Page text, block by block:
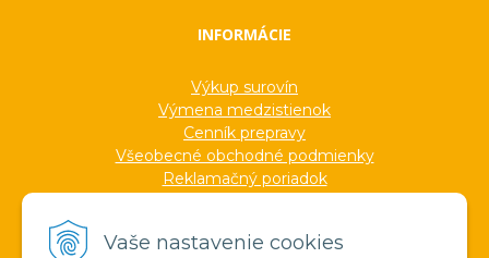
Vaše nastavenie cookies
INFORMÁCIE
Výkup surovín
Výmena medzistienok
Cenník prepravy
Všeobecné obchodné podmienky
Reklamačný poriadok
Formuláre